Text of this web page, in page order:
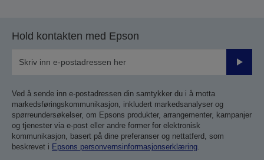
Hold kontakten med Epson
Send
Ved å sende inn e-postadressen din samtykker du i å motta
markedsføringskommunikasjon, inkludert markedsanalyser og
spørreundersøkelser, om Epsons produkter, arrangementer, kampanjer
og tjenester via e-post eller andre former for elektronisk
kommunikasjon, basert på dine preferanser og nettatferd, som
beskrevet i Epsons personvernsinformasjonserklæring